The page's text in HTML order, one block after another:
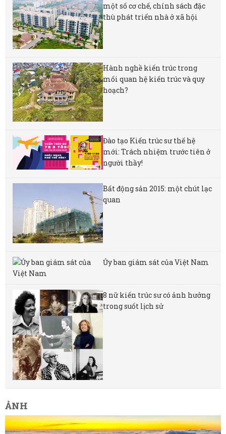
một số cơ chế, chính sách đặc
thù phát triển nhà ở xã hội
Hành nghề kiến trúc trong
mối quan hệ kiến trúc và quy
hoạch?
Đào tạo Kiến trúc sư thế hệ
mới: Trách nhiệm trước tiên ở
người thầy!
Bất động sản 2015: một chút lạc
quan
Ủy ban giám sát của Việt Nam
8 nữ kiến ​​trúc sư có ảnh hưởng
trong suốt lịch sử
ẢNH